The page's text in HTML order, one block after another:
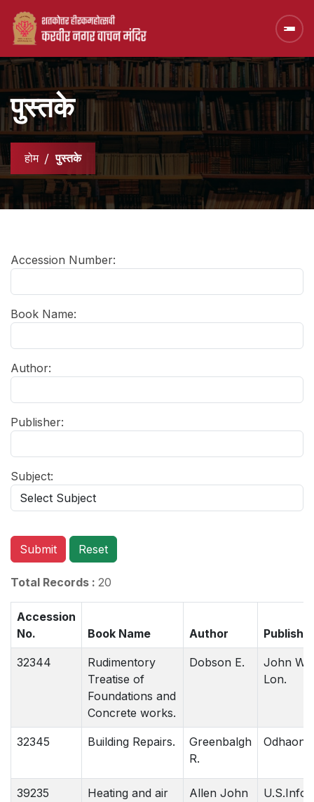
पुस्तके
होम पुस्तके
Accession Number:
Book Name:
Author:
Publisher:
Subject:
Submit Reset
Total Records : 20
Accession
No.
Book Name Author
32344
Rudimentory
Treatise of
Foundations and
Concrete works.
Dobson E.
John
Lon.
32345 Building Repairs.
Greenbalgh
R.
39235
Heating and air
Allen John